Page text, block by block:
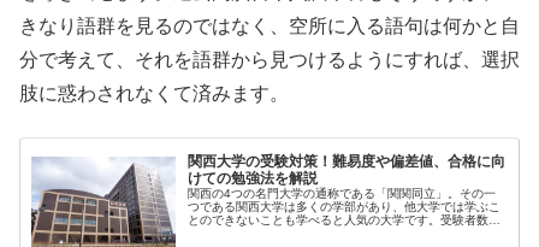
きなり語群を見るのではなく、空所に入る語句は何かと自
分で考えて、それを語群から見つけるようにすれば、選択
肢に惑わされなくて済みます。
関西大学の受験対策！難易度や偏差値、合格に向
けての勉強法を解説
関西の4つの名門大学の通称である「関関同立」。その一
つである関西大学は多くの学部があり、他大学では学ぶこ
とのできないことも学べると人気の大学です。受験者数が